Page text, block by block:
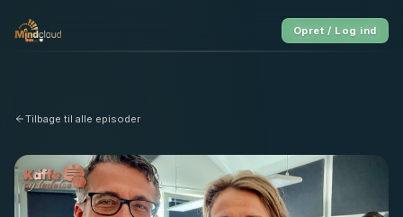
Opret / Log ind
Tilbage til alle episoder